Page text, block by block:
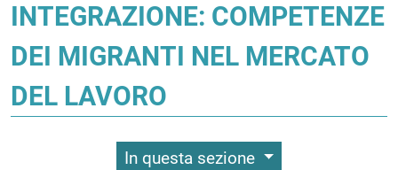
INTEGRAZIONE: COMPETENZE
DEI MIGRANTI NEL MERCATO
DEL LAVORO
In questa sezione